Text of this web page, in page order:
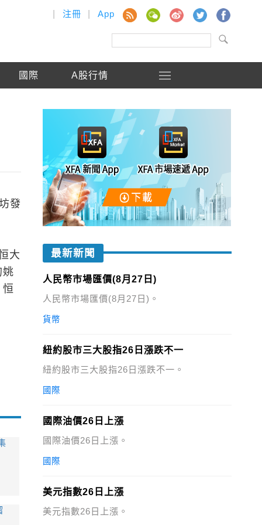
注冊 App
國際 A股行情
發
大
姚
最新新聞
人民幣市場匯價(8月27日)
人民幣市場匯價(8月27日)。
貨幣
紐約股市三大股指26日漲跌不一
紐約股市三大股指26日漲跌不一。
國際
國際油價26日上漲
國際油價26日上漲。
國際
美元指數26日上漲
美元指數26日上漲。